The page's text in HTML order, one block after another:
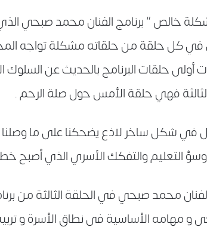
خالص ” برنامج الفنان محمد صبحي
في كل حلقة من حلقاته مشكلة تواجه
أولى حلقات البرنامج بالحديث عن
الثالثة فهي حلقة الأمس حول صلة الرحم .
في شكل ساخر لاذع يضحكنا على ما
التعليم والتفكك الأسري الذي أصبح
محمد صبحي في الحلقة الثالثة من
و مهامه الأساسية فى نطاق الأسرة و